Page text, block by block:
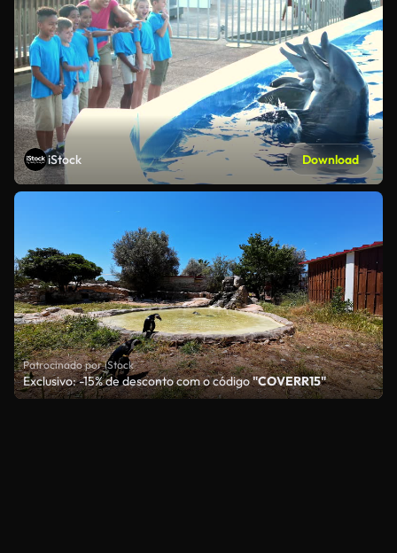
iStock Download
Patrocinado por iStock
Exclusivo: -15% de desconto com o código"COVERR15"